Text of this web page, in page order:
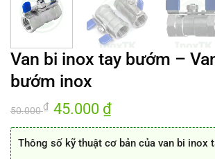
Van bi inox tay bướm –
bướm inox
50.000₫ Giá
gốc
là:
45.000 ₫Giá
tại
45.000 ₫.
Thông số kỹ thuật cơ bản của van bi inox